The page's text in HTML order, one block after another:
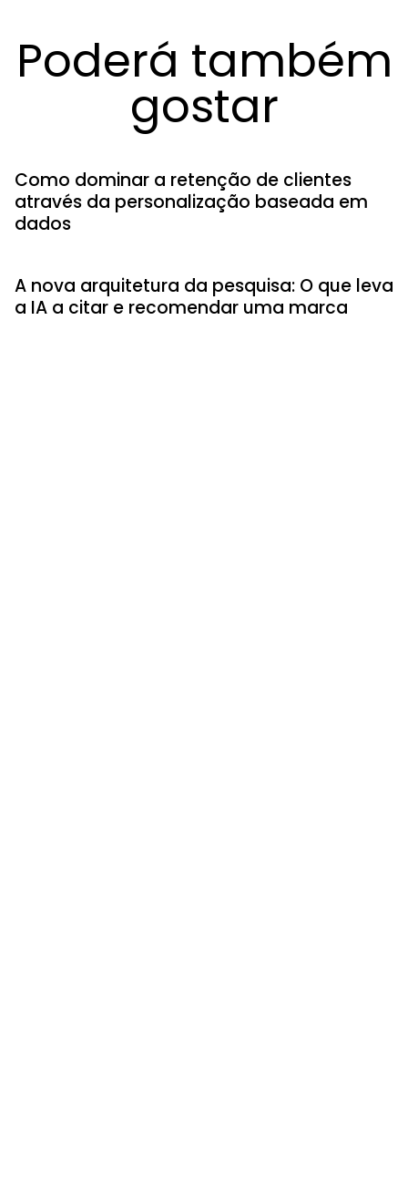
Poderá também
gostar
Como dominar a retenção de clientes
através da personalização baseada em
dados
A nova arquitetura da pesquisa: O que leva
a IA a citar e recomendar uma marca